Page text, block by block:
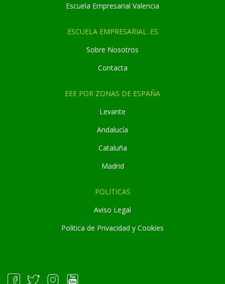
Escuela Empresarial Valencia
ESCUELA EMPRESARIAL .ES
Sobre Nosotros
Contacta
EEE POR ZONAS DE ESPAÑA
Levante
Andalucía
Cataluña
Madrid
POLITICAS
Aviso Legal
Politica de Privacidad y Cookies